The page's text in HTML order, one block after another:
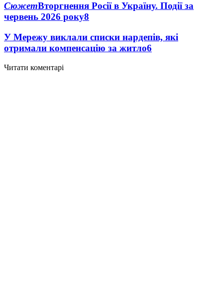
СюжетВторгнення Росії в Україну. Події за
червень 2026 року8
У Мережу виклали списки нардепів, які
отримали компенсацію за житло6
Читати коментарі